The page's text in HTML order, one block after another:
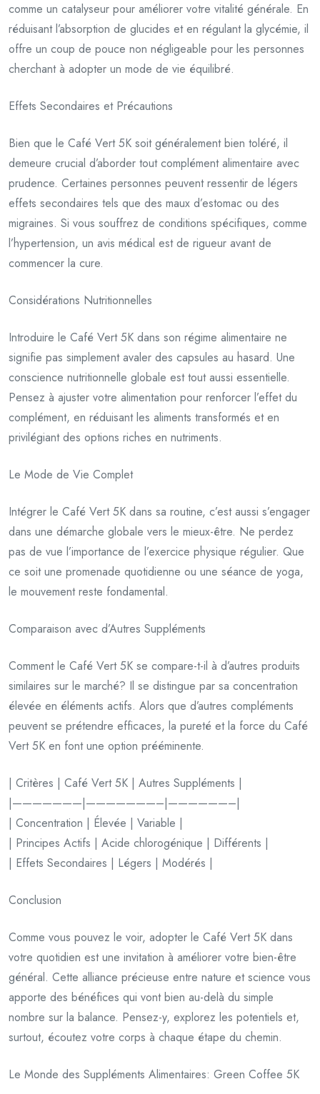
comme un catalyseur pour améliorer votre vitalité générale. En
réduisant l’absorption de glucides et en régulant la glycémie, il
offre un coup de pouce non négligeable pour les personnes
cherchant à adopter un mode de vie équilibré.
Effets Secondaires et Précautions
Bien que le Café Vert 5K soit généralement bien toléré, il
demeure crucial d’aborder tout complément alimentaire avec
prudence. Certaines personnes peuvent ressentir de légers
effets secondaires tels que des maux d’estomac ou des
migraines. Si vous souffrez de conditions spécifiques, comme
l’hypertension, un avis médical est de rigueur avant de
commencer la cure.
Considérations Nutritionnelles
Introduire le Café Vert 5K dans son régime alimentaire ne
signifie pas simplement avaler des capsules au hasard. Une
conscience nutritionnelle globale est tout aussi essentielle.
Pensez à ajuster votre alimentation pour renforcer l’effet du
complément, en réduisant les aliments transformés et en
privilégiant des options riches en nutriments.
Le Mode de Vie Complet
Intégrer le Café Vert 5K dans sa routine, c’est aussi s’engager
dans une démarche globale vers le mieux-être. Ne perdez
pas de vue l’importance de l’exercice physique régulier. Que
ce soit une promenade quotidienne ou une séance de yoga,
le mouvement reste fondamental.
Comparaison avec d’Autres Suppléments
Comment le Café Vert 5K se compare-t-il à d’autres produits
similaires sur le marché? Il se distingue par sa concentration
élevée en éléments actifs. Alors que d’autres compléments
peuvent se prétendre efficaces, la pureté et la force du Café
Vert 5K en font une option prééminente.
| Critères | Café Vert 5K | Autres Suppléments |
|———————|———————–|——————–|
| Concentration | Élevée | Variable |
| Principes Actifs | Acide chlorogénique | Différents |
| Effets Secondaires | Légers | Modérés |
Conclusion
Comme vous pouvez le voir, adopter le Café Vert 5K dans
votre quotidien est une invitation à améliorer votre bien-être
général. Cette alliance précieuse entre nature et science vous
apporte des bénéfices qui vont bien au-delà du simple
nombre sur la balance. Pensez-y, explorez les potentiels et,
surtout, écoutez votre corps à chaque étape du chemin.
Le Monde des Suppléments Alimentaires: Green Coffee 5K